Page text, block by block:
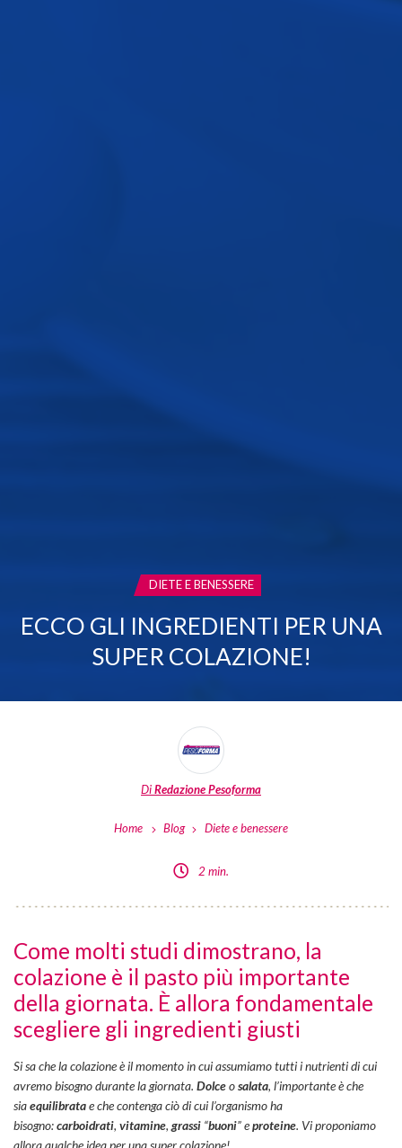
CATEGORIA:
DIETE E BENESSERE
ECCO GLI INGREDIENTI PER UNA
SUPER COLAZIONE!
DiRedazione Pesoforma
Home Blog Diete e benessere
2 min.
Come molti studi dimostrano, la
colazione è il pasto più importante
della giornata. È allora fondamentale
scegliere gli ingredienti giusti
Si sa che la colazione è il momento in cui assumiamo tutti i nutrienti di cui
avremo bisogno durante la giornata. Dolceosalata, l’importante è che
siaequilibratae che contenga ciò di cui l’organismo ha
bisogno:carboidrati, vitamine, grassi “buoni” eproteine. Vi proponiamo